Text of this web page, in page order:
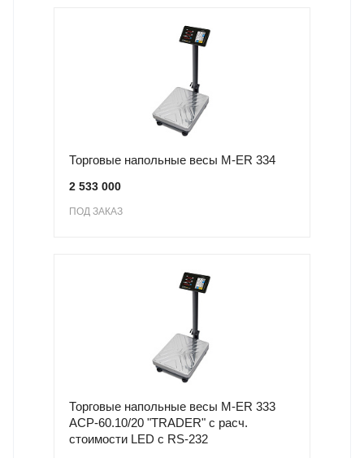
Торговые напольные весы M-ER 334
2 533 000
ПОД ЗАКАЗ
Торговые напольные весы M-ER 333
ACP-60.10/20 "TRADER" с расч.
стоимости LED с RS-232